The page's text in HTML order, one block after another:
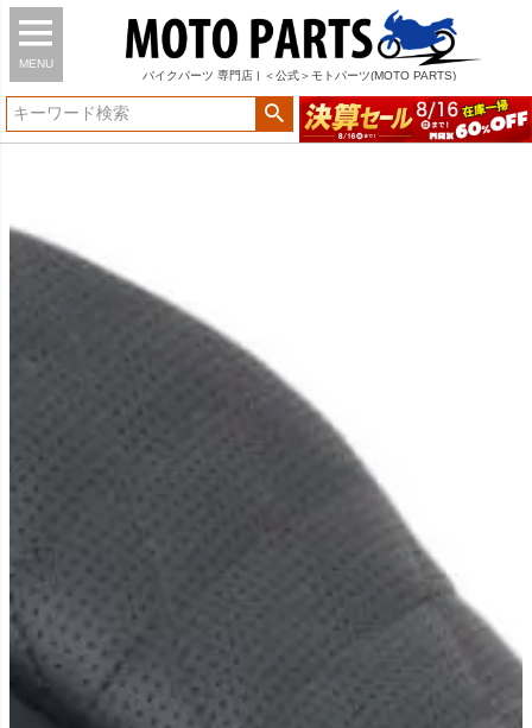
MENU
バイク パーツ 専門店 | ＜公式＞モトパーツ(MOTO PARTS)